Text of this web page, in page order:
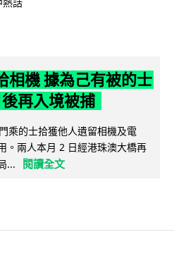
相機 據為己有被的士
再入境被捕
乘的士拾獲他人遺留相機及電
。兩人本月 2 日經港珠澳大橋再
...
閱讀全文